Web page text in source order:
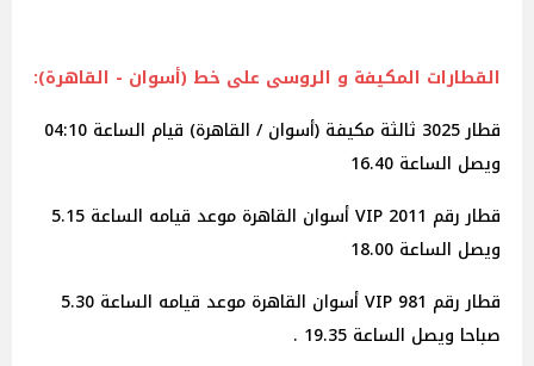
القطارات المكيفة و الروسى على خط (أسوان - القاهرة):
قطار 3025 ثالثة مكيفة (أسوان / القاهرة) قيام الساعة 04:10
ويصل الساعة 16.40
قطار رقم 2011 VIP أسوان القاهرة موعد قيامه الساعة 5.15
ويصل الساعة 18.00
قطار رقم 981 VIP أسوان القاهرة موعد قيامه الساعة 5.30
صباحا ويصل الساعة 19.35 .